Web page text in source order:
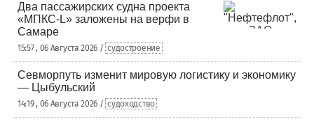
Два пассажирских судна проекта
«МПКС-L» заложены на верфи в
Самаре
15:57 , 06 Августа 2026 / судостроение
Севморпуть изменит мировую логистику и экономику
— Цыбульский
14:19 , 06 Августа 2026 / судоходство